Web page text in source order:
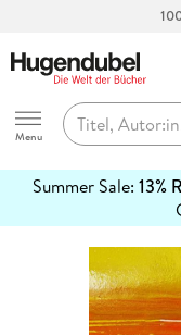
Hugendubel
Menu
Summer Sale: 13%
erfahren